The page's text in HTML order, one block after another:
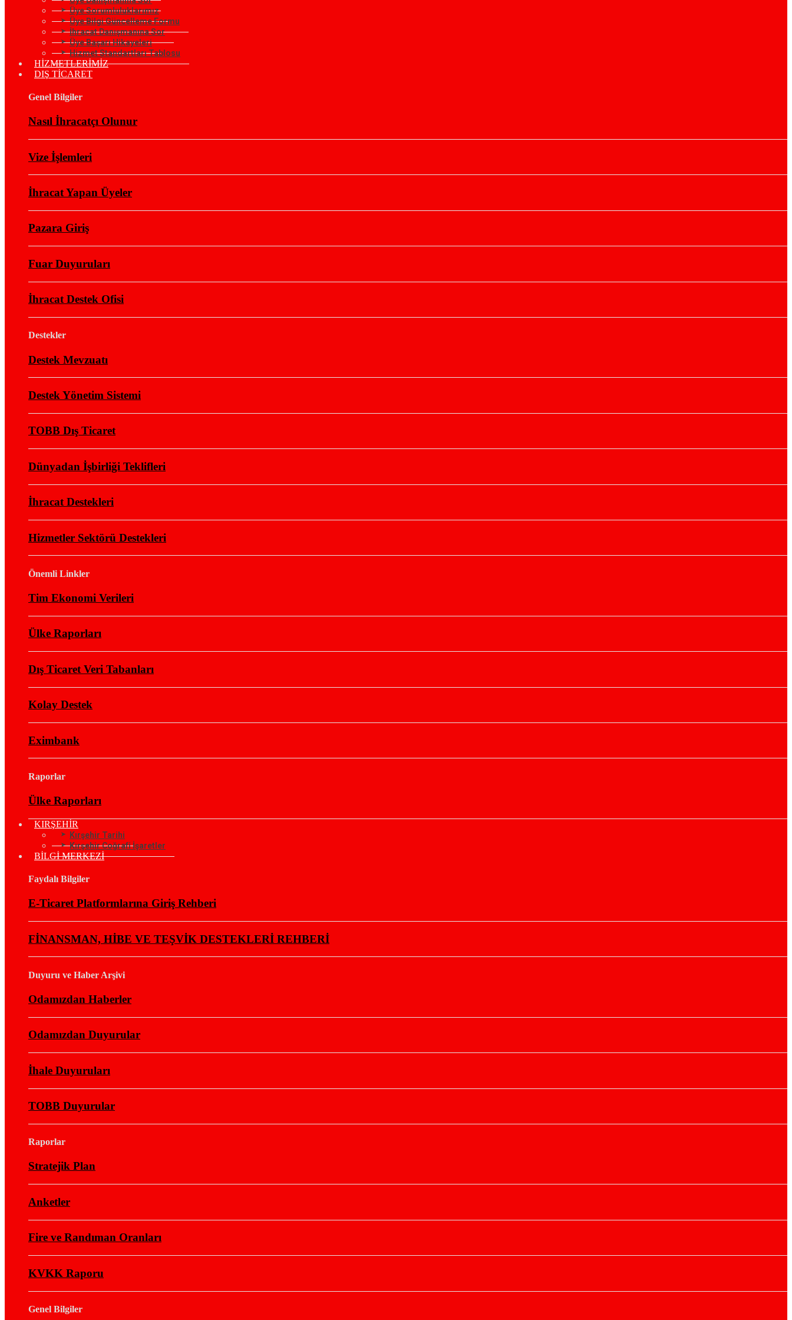
Üye Sorumluluklarımız
Üye Bilgi Güncelleme Formu
İhracat Danışmanına Sor
Üye Başarı Hikayeleri
Hizmet Standartları Tablosu
HİZMETLERİMİZ
DIŞ TİCARET
Genel Bilgiler
Nasıl İhracatçı Olunur
Vize İşlemleri
İhracat Yapan Üyeler
Pazara Giriş
Fuar Duyuruları
İhracat Destek Ofisi
Destekler
Destek Mevzuatı
Destek Yönetim Sistemi
TOBB Dış Ticaret
Dünyadan İşbirliği Teklifleri
İhracat Destekleri
Hizmetler Sektörü Destekleri
Önemli Linkler
Tim Ekonomi Verileri
Ülke Raporları
Dış Ticaret Veri Tabanları
Kolay Destek
Eximbank
Raporlar
Ülke Raporları
KIRŞEHİR
Kırşehir Tarihi
Kırşehir Coğrafi İşaretler
BİLGİ MERKEZİ
Faydalı Bilgiler
E-Ticaret Platformlarına Giriş Rehberi
FİNANSMAN, HİBE VE TEŞVİK DESTEKLERİ REHBERİ
Duyuru ve Haber Arşivi
Odamızdan Haberler
Odamızdan Duyurular
İhale Duyuruları
TOBB Duyurular
Raporlar
Stratejik Plan
Anketler
Fire ve Randıman Oranları
KVKK Raporu
Genel Bilgiler